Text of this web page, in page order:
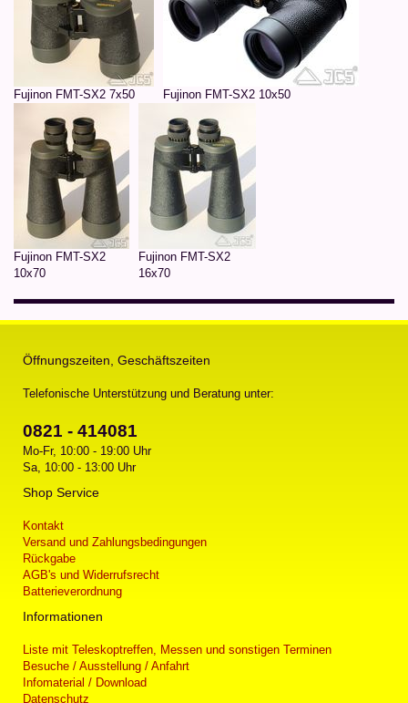
Fujinon FMT-SX2 7x50 Fujinon FMT-SX2 10x50
Fujinon FMT-SX2
10x70
Fujinon FMT-SX2
16x70
Öffnungszeiten, Geschäftszeiten
Telefonische Unterstützung und Beratung unter:
0821 - 414081
Mo-Fr, 10:00 - 19:00 Uhr
Sa, 10:00 - 13:00 Uhr
Shop Service
Kontakt
Versand und Zahlungsbedingungen
Rückgabe
AGB's und Widerrufsrecht
Batterieverordnung
Informationen
Liste mit Teleskoptreffen, Messen und sonstigen Terminen
Besuche / Ausstellung / Anfahrt
Infomaterial / Download
Datenschutz